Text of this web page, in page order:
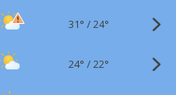
31° /24°
24° /22°